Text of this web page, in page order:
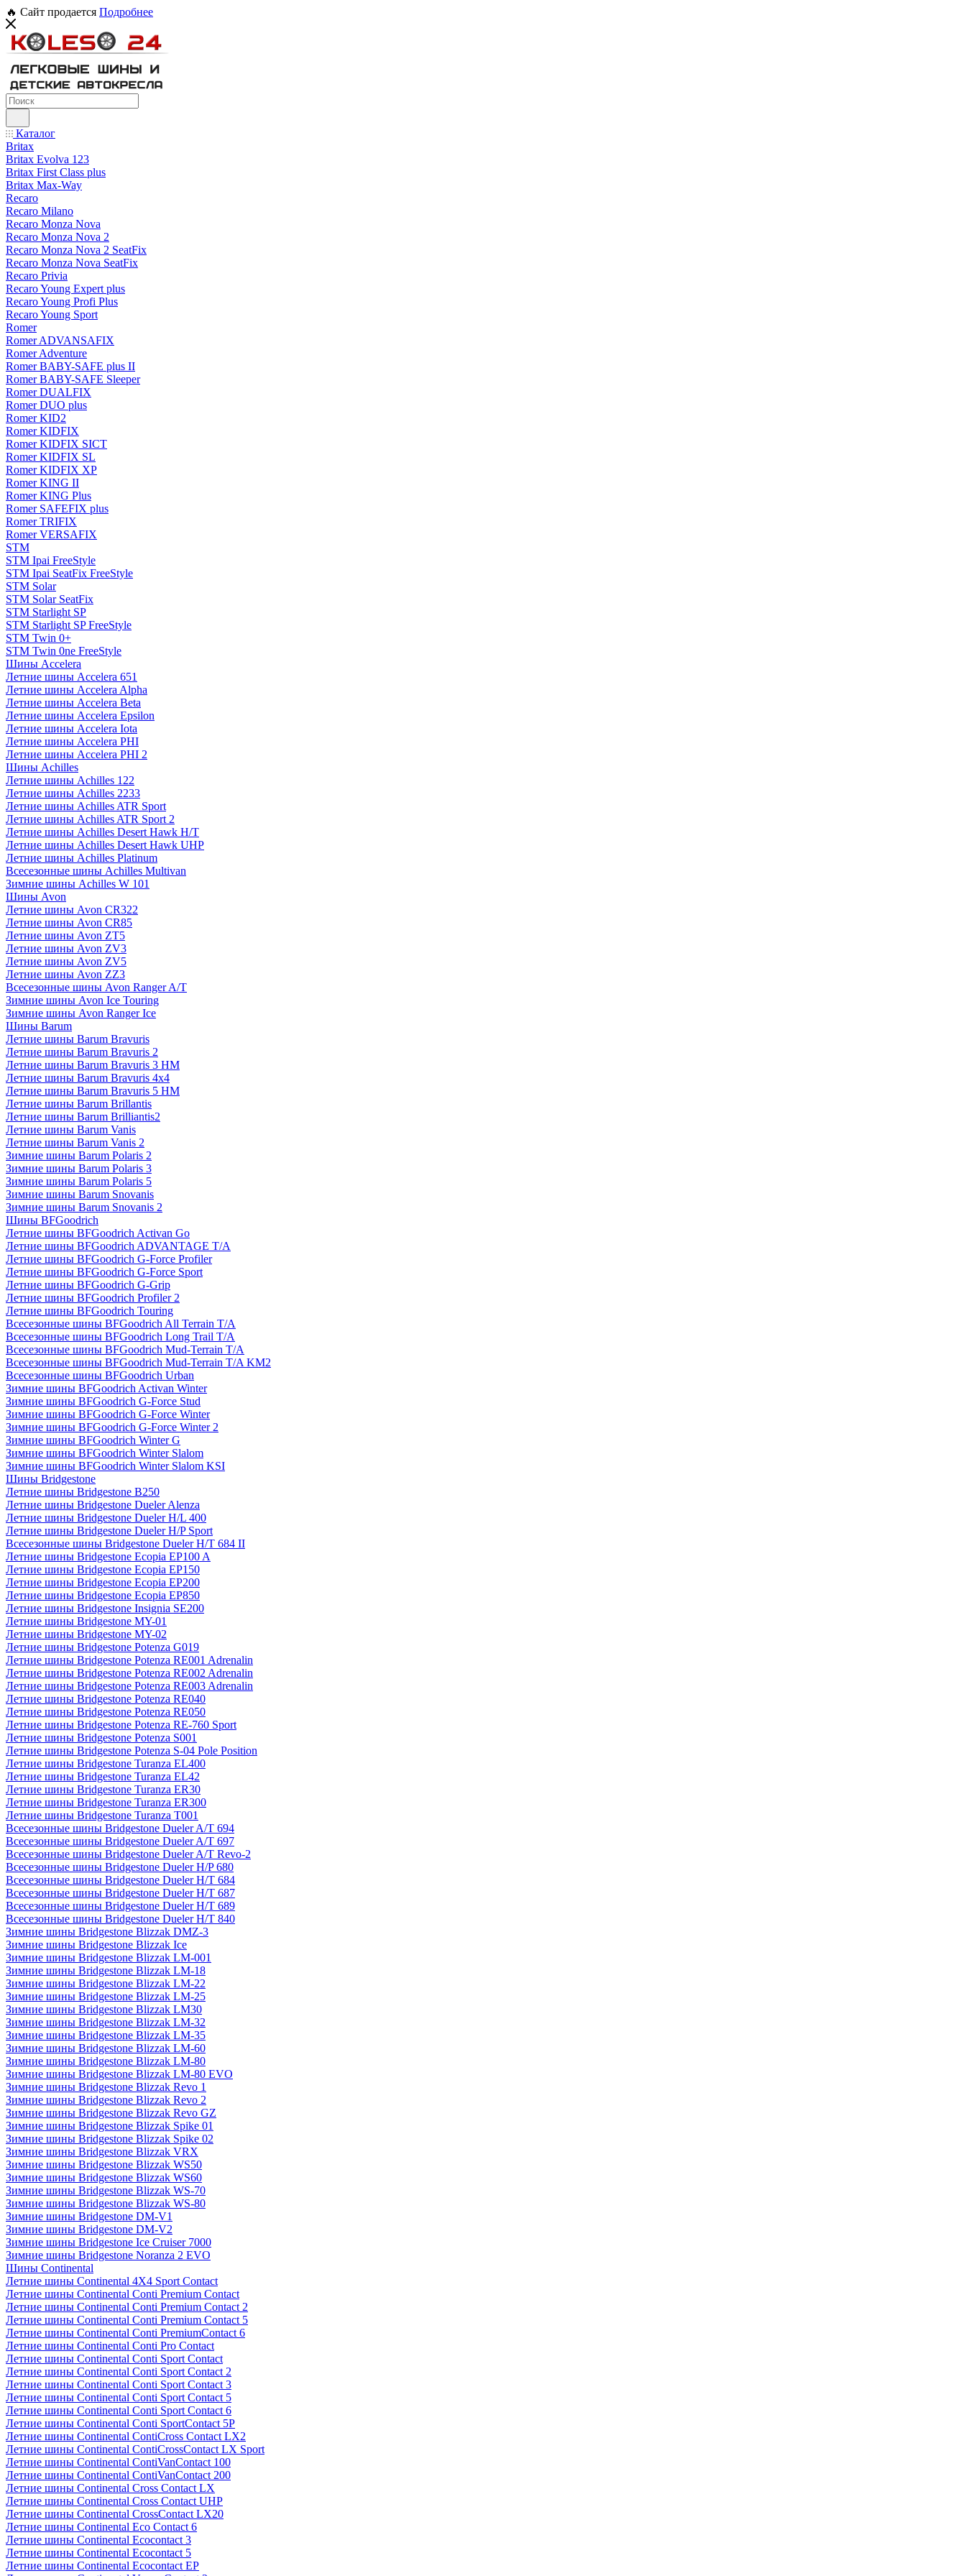
🔥 Сайт продается Подробнее
Каталог
Britax
Britax Evolva 123
Britax First Class plus
Britax Max-Way
Recaro
Recaro Milano
Recaro Monza Nova
Recaro Monza Nova 2
Recaro Monza Nova 2 SeatFix
Recaro Monza Nova SeatFix
Recaro Privia
Recaro Young Expert plus
Recaro Young Profi Plus
Recaro Young Sport
Romer
Romer ADVANSAFIX
Romer Adventure
Romer BABY-SAFE plus II
Romer BABY-SAFE Sleeper
Romer DUALFIX
Romer DUO plus
Romer KID2
Romer KIDFIX
Romer KIDFIX SICT
Romer KIDFIX SL
Romer KIDFIX XP
Romer KING II
Romer KING Plus
Romer SAFEFIX plus
Romer TRIFIX
Romer VERSAFIX
STM
STM Ipai FreeStyle
STM Ipai SeatFix FreeStyle
STM Solar
STM Solar SeatFix
STM Starlight SP
STM Starlight SP FreeStyle
STM Twin 0+
STM Twin 0ne FreeStyle
Шины Accelera
Летние шины Accelera 651
Летние шины Accelera Alpha
Летние шины Accelera Beta
Летние шины Accelera Epsilon
Летние шины Accelera Iota
Летние шины Accelera PHI
Летние шины Accelera PHI 2
Шины Achilles
Летние шины Achilles 122
Летние шины Achilles 2233
Летние шины Achilles ATR Sport
Летние шины Achilles ATR Sport 2
Летние шины Achilles Desert Hawk H/T
Летние шины Achilles Desert Hawk UHP
Летние шины Achilles Platinum
Всесезонные шины Achilles Multivan
Зимние шины Achilles W 101
Шины Avon
Летние шины Avon CR322
Летние шины Avon CR85
Летние шины Avon ZT5
Летние шины Avon ZV3
Летние шины Avon ZV5
Летние шины Avon ZZ3
Всесезонные шины Avon Ranger A/T
Зимние шины Avon Ice Touring
Зимние шины Avon Ranger Ice
Шины Barum
Летние шины Barum Bravuris
Летние шины Barum Bravuris 2
Летние шины Barum Bravuris 3 HM
Летние шины Barum Bravuris 4х4
Летние шины Barum Bravuris 5 HM
Летние шины Barum Brillantis
Летние шины Barum Brilliantis2
Летние шины Barum Vanis
Летние шины Barum Vanis 2
Зимние шины Barum Polaris 2
Зимние шины Barum Polaris 3
Зимние шины Barum Polaris 5
Зимние шины Barum Snovanis
Зимние шины Barum Snovanis 2
Шины BFGoodrich
Летние шины BFGoodrich Activan Go
Летние шины BFGoodrich ADVANTAGE T/A
Летние шины BFGoodrich G-Force Profiler
Летние шины BFGoodrich G-Force Sport
Летние шины BFGoodrich G-Grip
Летние шины BFGoodrich Profiler 2
Летние шины BFGoodrich Touring
Всесезонные шины BFGoodrich All Terrain T/A
Всесезонные шины BFGoodrich Long Trail T/A
Всесезонные шины BFGoodrich Mud-Terrain T/A
Всесезонные шины BFGoodrich Mud-Terrain T/A KM2
Всесезонные шины BFGoodrich Urban
Зимние шины BFGoodrich Activan Winter
Зимние шины BFGoodrich G-Force Stud
Зимние шины BFGoodrich G-Force Winter
Зимние шины BFGoodrich G-Force Winter 2
Зимние шины BFGoodrich Winter G
Зимние шины BFGoodrich Winter Slalom
Зимние шины BFGoodrich Winter Slalom KSI
Шины Bridgestone
Летние шины Bridgestone B250
Летние шины Bridgestone Dueler Alenza
Летние шины Bridgestone Dueler H/L 400
Летние шины Bridgestone Dueler H/P Sport
Всесезонные шины Bridgestone Dueler H/T 684 II
Летние шины Bridgestone Ecopia EP100 A
Летние шины Bridgestone Ecopia EP150
Летние шины Bridgestone Ecopia EP200
Летние шины Bridgestone Ecopia EP850
Летние шины Bridgestone Insignia SE200
Летние шины Bridgestone MY-01
Летние шины Bridgestone MY-02
Летние шины Bridgestone Potenza G019
Летние шины Bridgestone Potenza RE001 Adrenalin
Летние шины Bridgestone Potenza RE002 Adrenalin
Летние шины Bridgestone Potenza RE003 Adrenalin
Летние шины Bridgestone Potenza RE040
Летние шины Bridgestone Potenza RE050
Летние шины Bridgestone Potenza RE-760 Sport
Летние шины Bridgestone Potenza S001
Летние шины Bridgestone Potenza S-04 Pole Position
Летние шины Bridgestone Turanza EL400
Летние шины Bridgestone Turanza EL42
Летние шины Bridgestone Turanza ER30
Летние шины Bridgestone Turanza ER300
Летние шины Bridgestone Turanza T001
Всесезонные шины Bridgestone Dueler A/T 694
Всесезонные шины Bridgestone Dueler A/T 697
Всесезонные шины Bridgestone Dueler A/T Revo-2
Всесезонные шины Bridgestone Dueler H/P 680
Всесезонные шины Bridgestone Dueler H/T 684
Всесезонные шины Bridgestone Dueler H/T 687
Всесезонные шины Bridgestone Dueler H/T 689
Всесезонные шины Bridgestone Dueler H/T 840
Зимние шины Bridgestone Blizzak DMZ-3
Зимние шины Bridgestone Blizzak Ice
Зимние шины Bridgestone Blizzak LM-001
Зимние шины Bridgestone Blizzak LM-18
Зимние шины Bridgestone Blizzak LM-22
Зимние шины Bridgestone Blizzak LM-25
Зимние шины Bridgestone Blizzak LM30
Зимние шины Bridgestone Blizzak LM-32
Зимние шины Bridgestone Blizzak LM-35
Зимние шины Bridgestone Blizzak LM-60
Зимние шины Bridgestone Blizzak LM-80
Зимние шины Bridgestone Blizzak LM-80 EVO
Зимние шины Bridgestone Blizzak Revo 1
Зимние шины Bridgestone Blizzak Revo 2
Зимние шины Bridgestone Blizzak Revo GZ
Зимние шины Bridgestone Blizzak Spike 01
Зимние шины Bridgestone Blizzak Spike 02
Зимние шины Bridgestone Blizzak VRX
Зимние шины Bridgestone Blizzak WS50
Зимние шины Bridgestone Blizzak WS60
Зимние шины Bridgestone Blizzak WS-70
Зимние шины Bridgestone Blizzak WS-80
Зимние шины Bridgestone DM-V1
Зимние шины Bridgestone DM-V2
Зимние шины Bridgestone Ice Cruiser 7000
Зимние шины Bridgestone Noranza 2 EVO
Шины Continental
Летние шины Continental 4X4 Sport Contact
Летние шины Continental Conti Premium Contact
Летние шины Continental Conti Premium Contact 2
Летние шины Continental Conti Premium Contact 5
Летние шины Continental Conti PremiumContact 6
Летние шины Continental Conti Pro Contact
Летние шины Continental Conti Sport Contact
Летние шины Continental Conti Sport Contact 2
Летние шины Continental Conti Sport Contact 3
Летние шины Continental Conti Sport Contact 5
Летние шины Continental Conti Sport Contact 6
Летние шины Continental Conti SportContact 5P
Летние шины Continental ContiCross Contact LX2
Летние шины Continental ContiCrossContact LX Sport
Летние шины Continental ContiVanContact 100
Летние шины Continental ContiVanContact 200
Летние шины Continental Cross Contact LX
Летние шины Continental Cross Contact UHP
Летние шины Continental CrossContact LX20
Летние шины Continental Eco Contact 6
Летние шины Continental Ecocontact 3
Летние шины Continental Ecocontact 5
Летние шины Continental Ecocontact EP